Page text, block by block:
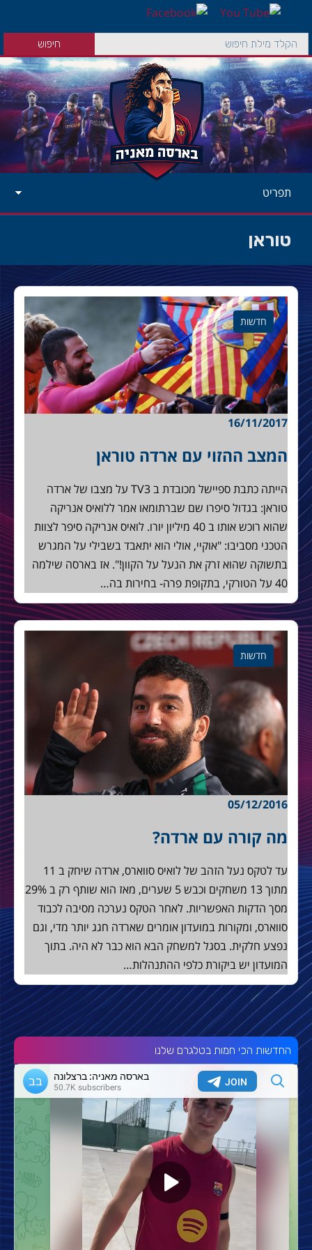
תפריט
טוראן
חדשות
16/11/2017
המצב ההזוי עם ארדה טוראן
הייתה כתבת ספיישל מכובדת ב TV3 על מצבו של ארדה
טוראן: בגדול סיפרו שם שברתומאו אמר ללואיס אנריקה
שהוא רוכש אותו ב 40 מיליון יורו. לואיס אנריקה סיפר לצוות
הטכני מסביבו: "אוקיי, אולי הוא יתאבד בשבילי על המגרש
בתשוקה שהוא זרק את הנעל על הקוון!". אז בארסה שילמה
40 על הטורקי, בתקופת פרה- בחירות בה…
חדשות
05/12/2016
מה קורה עם ארדה?
עד לטקס נעל הזהב של לואיס סווארס, ארדה שיחק ב 11
מתוך 13 משחקים וכבש 5 שערים, מאז הוא שותף רק ב 29%
מסך הדקות האפשריות. לאחר הטקס נערכה מסיבה לכבוד
סווארס, ומקורות במועדון אומרים שארדה חגג יותר מדי, וגם
נפצע חלקית. בסגל למשחק הבא הוא כבר לא היה. בתוך
המועדון יש ביקורת כלפי ההתנהלות…
החדשות הכי חמות בטלגרם שלנו